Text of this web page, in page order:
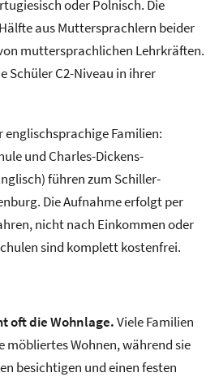
oder Polnisch. Die
aus Muttersprachlern beider
muttersprachlichen Lehrkräften.
Schüler C2-Niveau in ihrer
englischsprachige Familien:
und Charles-Dickens-
führen zum Schiller-
Die Aufnahme erfolgt per
nicht nach Einkommen oder
sind komplett kostenfrei.
oft die Wohnlage.Viele Familien
möbliertes Wohnen, während sie
besichtigen und einen festen